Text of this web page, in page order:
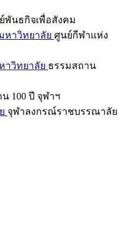
พันธกิจเพื่อสังคม
หาวิทยาลัย ศูนย์กีฬาแห่ง
าวิทยาลัย ธรรมสถาน
100 ปี จุฬาฯ
จุฬาลงกรณ์ราชบรรณาลัย